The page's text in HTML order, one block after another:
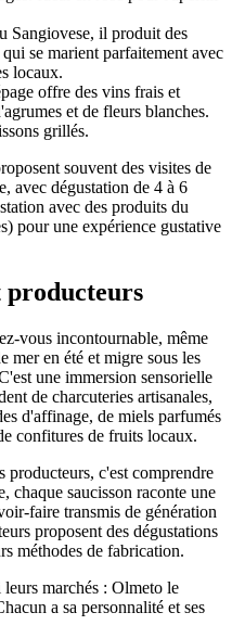
Sangiovese, il produit des
se marient parfaitement avec
locaux.
offre des vins frais et
et de fleurs blanches.
grillés.
souvent des visites de
avec dégustation de 4 à 6
avec des produits du
pour une expérience gustative
producteurs
vous incontournable, même
mer en été et migre sous les
une immersion sensorielle
de charcuteries artisanales,
d'affinage, de miels parfumés
confitures de fruits locaux.
producteurs, c'est comprendre
chaque saucisson raconte une
faire transmis de génération
proposent des dégustations
méthodes de fabrication.
marchés : Olmeto le
a sa personnalité et ses